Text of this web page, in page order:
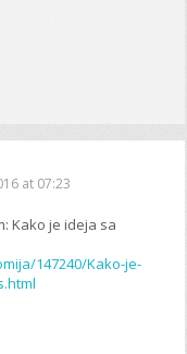
at 07:23
Kako je ideja sa
147240/Kako-je-